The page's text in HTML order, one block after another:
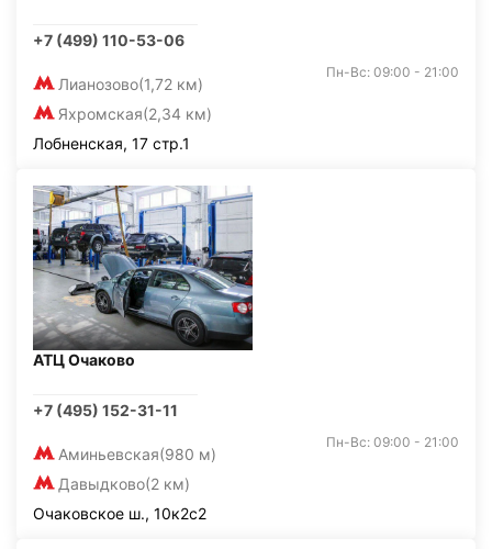
+7 (499) 110-53-06
Лианозово(1,72 км)
Яхромская(2,34 км)
Пн-Вс: 09:00 - 21:00
Лобненская, 17 стр.1
АТЦ Очаково
+7 (495) 152-31-11
Аминьевская(980 м)
Давыдково(2 км)
Пн-Вс: 09:00 - 21:00
Очаковское ш., 10к2с2